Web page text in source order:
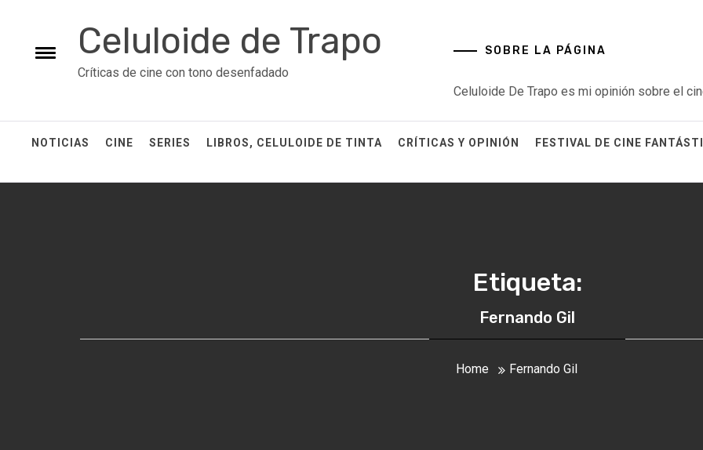
content
Toggle
Celuloide de Trapo
Críticas de cine con tono desenfadado
SOBRE LA PÁGINA
Celuloide De Trapo es mi opinión sobre el
NOTICIAS CINE SERIES LIBROS, CELULOIDE DE TINTA CRÍTICAS Y OPINIÓN FESTIVAL DE CINE
Etiqueta:
Fernando Gil
Home Fernando Gil